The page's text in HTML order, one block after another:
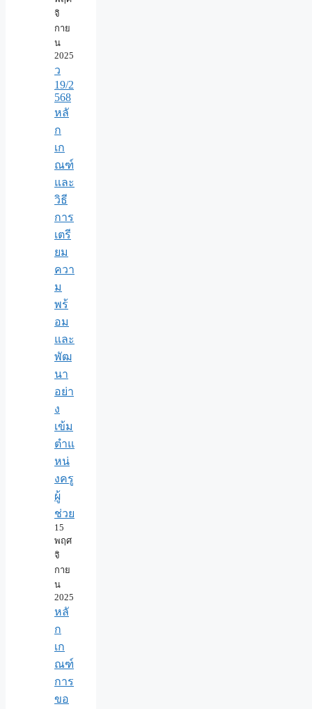
จิ
กาย
น
2025
ว
19/2
568
หลั
ก
เก
ณฑ์
และ
วิธี
การ
เตรี
ยม
ควา
ม
พร้
อม
และ
พัฒ
นา
อย่า
ง
เข้ม
ตำแ
หน่
งครู
ผู้
ช่วย
15
พฤศ
จิ
กาย
น
2025
หลั
ก
เก
ณฑ์
การ
ขอ